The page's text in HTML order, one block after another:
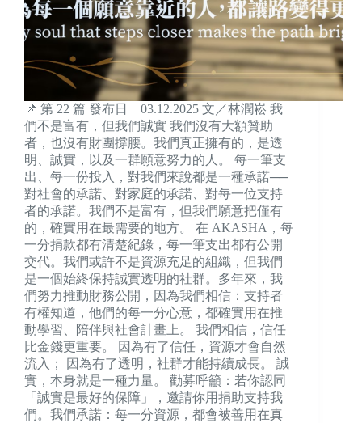
📌 第 22 篇 發布日 03.12.2025 文／林潤崧 我
們不是富有，但我們誠實 我們沒有大額贊助
者，也沒有財團撐腰。我們真正擁有的，是透
明、誠實，以及一群願意努力的人。 每一筆支
出、每一份投入，對我們來說都是一種承諾──
對社會的承諾、對家庭的承諾、對每一位支持
者的承諾。我們不是富有，但我們願意把僅有
的，確實用在最需要的地方。 在 AKASHA，每
一分捐款都有清楚紀錄，每一筆支出都有公開
交代。我們或許不是資源充足的組織，但我們
是一個始終保持誠實透明的社群。多年來，我
們努力推動財務公開，因為我們相信：支持者
有權知道，他們的每一分心意，都確實用在推
動學習、陪伴與社會計畫上。 我們相信，信任
比金錢更重要。 因為有了信任，資源才會自然
流入； 因為有了透明，社群才能持續成長。 誠
實，本身就是一種力量。 勸募呼籲：若你認同
「誠實是最好的保障」，邀請你用捐助支持我
們。我們承諾：每一分資源，都會被善用在真